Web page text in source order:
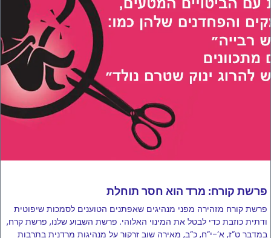
פרשת קורח: מרד הוא חסר תוחלת
פרשת קורח מזהירה מפני מנהיגים שאפתנים הטוענים לסמכות שיפוטית
ודתית כוזבת כדי לבטל את המינוי האלוהי. פרשת השבוע שלנו, פרשת קרח,
במדבר ט”ז, א’-י”ח, כ”ב, מאירה שוב זרקור על מנהיגות מרדנית בתרבות